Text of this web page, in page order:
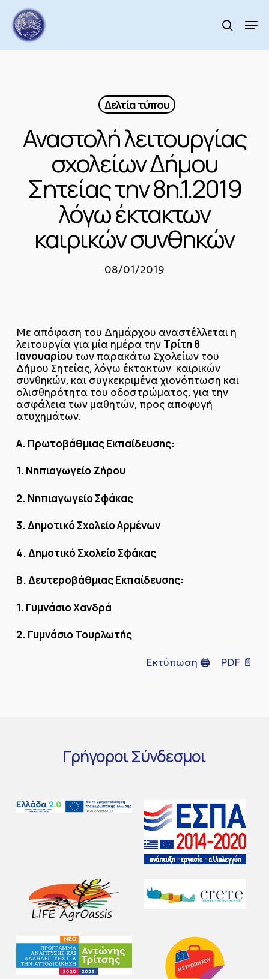
main
content
search
Δελτία τύπου
Αναστολή λειτουργίας
σχολείων Δήμου
Σητείας την 8η.1.2019
λόγω έκτακτων
καιρικών συνθηκών
08/01/2019
Με απόφαση του Δημάρχου αναστέλλεται η
λειτουργία για μία ημέρα την Τρίτη 8
Ιανουαρίουτων παρακάτω Σχολείων του
Δήμου Σητείας, λόγω έκτακτων καιρικών
συνθηκών, και συγκεκριμένα χιονόπτωση και
ολισθηρότητα του οδοστρώματος, για την
ασφάλεια των μαθητών, προς αποφυγή
ατυχημάτων.
Α. Πρωτοβάθμιας Εκπαίδευσης:
1. Νηπιαγωγείο Ζήρου
2. Νηπιαγωγείο Σφάκας
3. Δημοτικό Σχολείο Αρμένων
4. Δημοτικό Σχολείο Σφάκας
Β. Δευτεροβάθμιας Εκπαίδευσης:
1. Γυμνάσιο Χανδρά
2. Γυμνάσιο Τουρλωτής
Εκτύπωση 🖨 PDF 📄
ΓρήγοροιΣύνδεσμοι
Menu